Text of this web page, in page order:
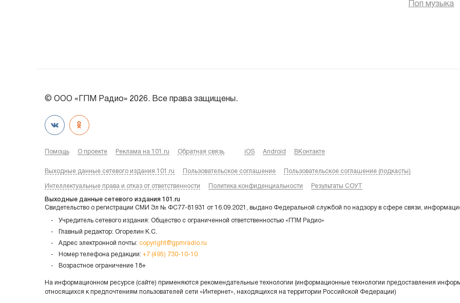
Поп музыка
© ООО «ГПМ Радио» 2026. Все права защищены.
Помощь О проекте Реклама на 101.ru Обратная связь iOS Android ВКонтакте
Выходные данные сетевого издания 101.ru Пользовательское соглашение Пользовательское соглашение (подкасты)
Интеллектуальные права и отказ от ответственности Политика конфиденциальности Результаты СОУТ
Выходные данные сетевого издания 101.ru
Свидетельство о регистрации СМИ Эл № ФС77-81931 от 16.09.2021, выдано Федеральной службой по надзору в сфере связи,
Учредитель сетевого издания: Общество с ограниченной ответственностью «ГПМ Радио»
Главный редактор: Огорелин К.С.
Адрес электронной почты: copyright@gpmradio.ru
Номер телефона редакции: +7 (495) 730-10-10
Возрастное ограничение 18+
На информационном ресурсе (сайте) применяются рекомендательные технологии (информационные технологии предоставления
относящихся к предпочтениям пользователей сети «Интернет», находящихся на территории Российской Федерации)